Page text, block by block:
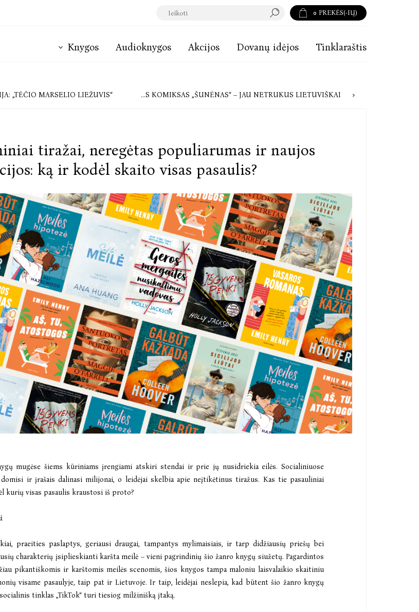
0 PREKĖS(-IŲ)
Knygos Audioknygos Akcijos Dovanų idėjos Tinklaraštis
„TĖČIO MARSELIO LIEŽUVIS“ PASAULYJE SENSACIJA TAPĘS KOMIKSAS „ŠUNĖNAS“ – JAU NETRUKUS LIETUVIŠKAI
tiražai, neregėtas populiarumas ir naujos
ką ir kodėl skaito visas pasaulis?
mugėse šiems kūriniams įrengiami atskiri stendai ir prie jų nusidriekia eilės. Socialiniuose
ir įrašais dalinasi milijonai, o leidėjai skelbia apie neįtikėtinus tiražus. Kas tie pasauliniai
kurių visas pasaulis kraustosi iš proto?
praeities paslaptys, geriausi draugai, tampantys mylimaisiais, ir tarp didžiausių priešų bei
charakterių įsiplieskianti karšta meilė – vieni pagrindinių šio žanro knygų siužetų. Pagardintos
pikantiškomis ir karštomis meilės scenomis, šios knygos tampa maloniu laisvalaikio skaitiniu
visame pasaulyje, taip pat ir Lietuvoje. Ir taip, leidėjai neslepia, kad būtent šio žanro knygų
tinklas „TikTok“ turi tiesiog milžinišką įtaką.